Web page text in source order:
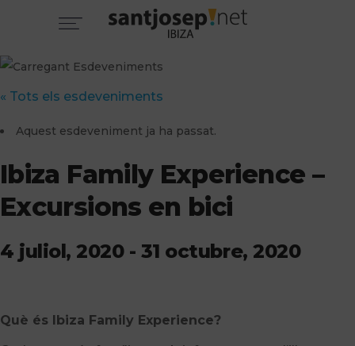
« Tots els esdeveniments
Aquest esdeveniment ja ha passat.
Ibiza Family Experience –
Excursions en bici
4 juliol, 2020- 31 octubre, 2020
Què és Ibiza Family Experience?